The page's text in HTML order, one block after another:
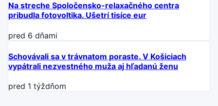
Na streche Spoločensko-relaxačného centra
pribudla fotovoltika. Ušetrí tisíce eur
pred 6 dňami
Schovávali sa v trávnatom poraste. V Košiciach
vypátrali nezvestného muža aj hľadanú ženu
pred 1 týždňom